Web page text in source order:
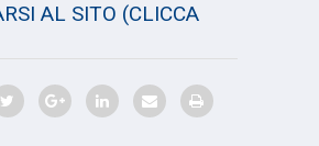
AL SITO (CLICCA